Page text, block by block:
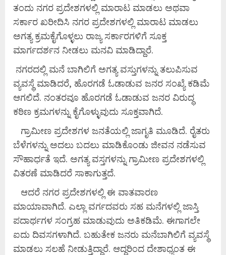
ತಂದು ನಗರ ಪ್ರದೇಶಗಳಲ್ಲಿ ಮಾರಾಟ ಮಾಡಲು ಅಥವಾ
ಸರ್ಕಾರ ಖರೀದಿಸಿ ನಗರ ಪ್ರದೇಶಗಳಲ್ಲಿ ಮಾರಾಟ ಮಾಡಲು
ಅಗತ್ಯ ಕ್ರಮಕೈಗೊಳ್ಳಲು ರಾಜ್ಯ ಸರ್ಕಾರಗಳಿಗೆ ಸೂಕ್ತ
ಮಾರ್ಗದರ್ಶನ ನೀಡಲು ಮನವಿ ಮಾಡಿದ್ದಾರೆ.
ನಗರದಲ್ಲಿ ಮನೆ ಬಾಗಿಲಿಗೆ ಅಗತ್ಯ ವಸ್ತುಗಳನ್ನು ತಲುಪಿಸುವ
ವ್ಯವಸ್ಥೆ ಮಾಡಿದರೆ, ಹೊರಗಡೆ ಓಡಾಡುವ ಜನರ ಸಂಖ್ಯೆ ಕಡಿಮೆ
ಆಗಲಿದೆ. ನಂತರವೂ ಹೊರಗಡೆ ಓಡಾಡುವ ಜನರ ವಿರುದ್ಧ
ಕಠಿಣ ಕ್ರಮಗಳನ್ನು ಕೈಗೊಳ್ಳುವುದು ಸೂಕ್ತವಾಗಿದೆ.
ಗ್ರಾಮೀಣ ಪ್ರದೇಶಗಳ ಜನತೆಯಲ್ಲಿ ಜಾಗೃತಿ ಮೂಡಿದೆ. ರೈತರು
ಬೆಳೆಗಳನ್ನು ಅದಲು ಬದಲು ಮಾಡಿಕೊಂಡು ಜೀವನ ನಡೆಸುವ
ಸೌಹಾರ್ಧತೆ ಇದೆ. ಅಗತ್ಯ ವಸ್ತಗಳನ್ನು ಗ್ರಾಮೀಣ ಪ್ರದೇಶಗಳಲ್ಲಿ
ವಿತರಣೆ ಮಾಡಿದರೆ ಸಾಕಾಗುತ್ತದೆ.
ಆದರೆ ನಗರ ಪ್ರದೇಶಗಳಲ್ಲಿ ಈ ವಾತವಾರಣ
ಮಾಯಾವಾಗಿದೆ. ಎಲ್ಲಾ ವರ್ಗದವರು ಸಹ ಮನೆಗಳಲ್ಲಿ ಜಾಸ್ತಿ
ಪದಾರ್ಥಗಳ ಸಂಗ್ರಹ ಮಾಡುವುದು ಅತಿಕಡಿಮೆ. ಈಗಾಗಲೇ
ಐದು ದಿವಸಗಳಾಗಿದೆ. ಬಹುತೇಕ ಜನರು ಮನೆಬಾಗಿಲಿಗೆ ವ್ಯವಸ್ಥೆ
ಮಾಡಲು ಸಲಹೆ ನೀಡುತ್ತಿದ್ದಾರೆ. ಆದ್ದರಿಂದ ದೇಶಾಧ್ಯಂತ ಈ